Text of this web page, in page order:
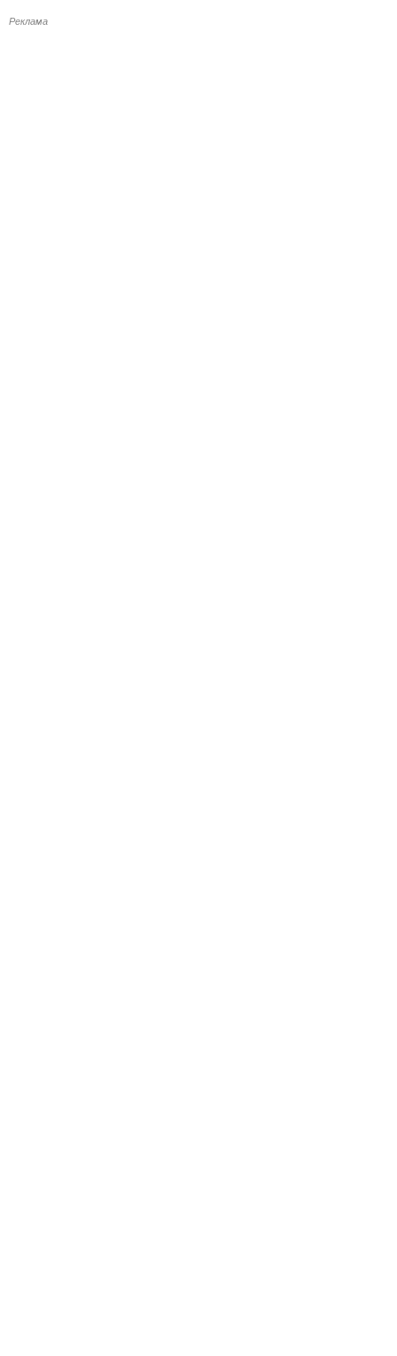
Реклама